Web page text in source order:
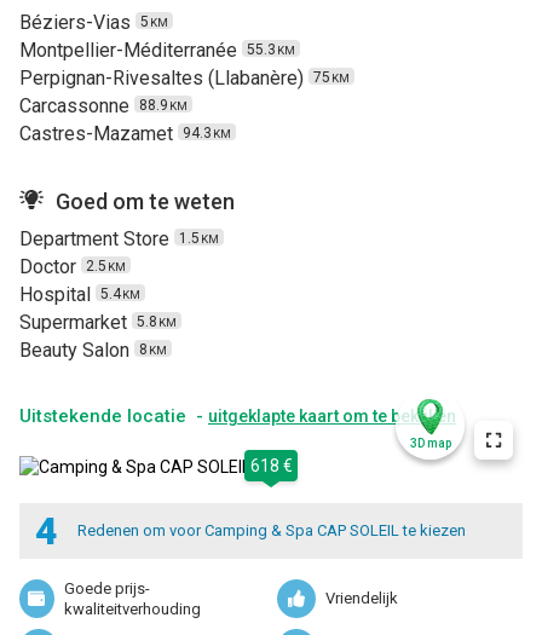
Béziers-Vias 5 KM
Montpellier-Méditerranée 55.3 KM
Perpignan-Rivesaltes (Llabanère) 75 KM
Carcassonne 88.9 KM
Castres-Mazamet 94.3 KM
Goed om te weten
Department Store 1.5 KM
Doctor 2.5 KM
Hospital 5.4KM
Supermarket 5.8 KM
Beauty Salon 8 KM
Uitstekende locatie - uitgeklapte kaart om te bekijken
618 €
3D map
4 Redenen om voor Camping & Spa CAP SOLEIL te kiezen
Goede prijs-
kwaliteitverhouding
Vriendelijk